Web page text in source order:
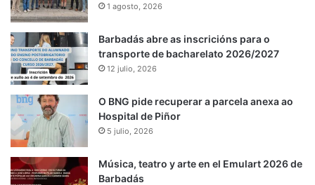
1 agosto, 2026
Barbadás abre as inscricións para o
transporte de bacharelato 2026/2027
12 julio, 2026
O BNG pide recuperar a parcela anexa ao
Hospital de Piñor
5 julio, 2026
Música, teatro y arte en el Emulart 2026 de
Barbadás